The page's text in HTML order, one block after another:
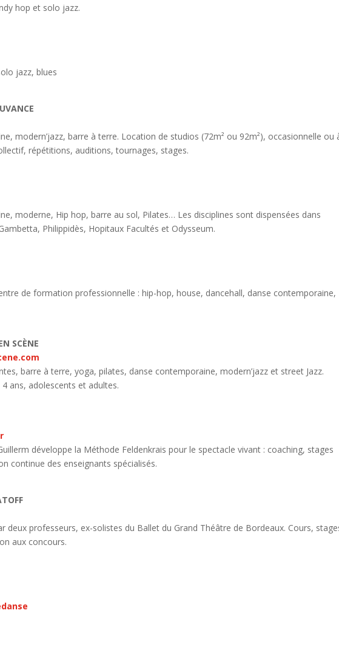
hop et solo jazz.
jazz, blues
modern’jazz, barre à terre. Location de studios (72m² ou 92m²), occasionnelle ou
répétitions, auditions, tournages, stages.
moderne, Hip hop, barre au sol, Pilates… Les disciplines sont dispensées dans
Philippidès, Hopitaux Facultés et Odysseum.
de formation professionnelle : hip-hop, house, dancehall, danse contemporaine,
SCÈNE
barre à terre, yoga, pilates, danse contemporaine, modern’jazz et street Jazz.
ans, adolescents et adultes.
développe la Méthode Feldenkrais pour le spectacle vivant : coaching, stages
continue des enseignants spécialisés.
deux professeurs, ex-solistes du Ballet du Grand Théâtre de Bordeaux. Cours,
aux concours.